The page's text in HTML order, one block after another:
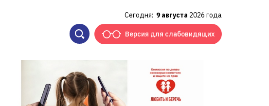
Сегодня: 9 августа 2026 года
Версия для слабовидящих